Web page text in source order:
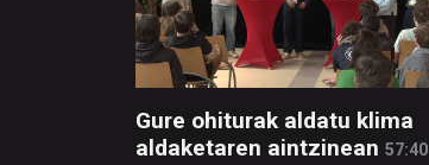
Gure ohiturak aldatu klima
aldaketaren aintzinean 57:40